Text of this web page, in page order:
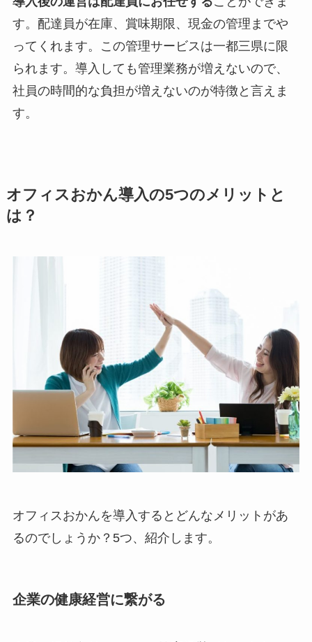
す。配達員が在庫、賞味期限、現金の管理までや
ってくれます。この管理サービスは一都三県に限
られます。導入しても管理業務が増えないので、
社員の時間的な負担が増えないのが特徴と言えま
す。
オフィスおかん導入の5つのメリットと
は？
オフィスおかんを導入するとどんなメリットがあ
るのでしょうか？5つ、紹介します。
企業の健康経営に繋がる